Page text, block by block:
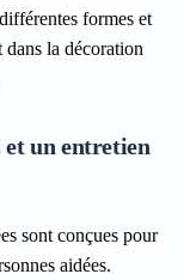
formes et
dans la décoration
et un entretien
sont conçues pour
aidées.